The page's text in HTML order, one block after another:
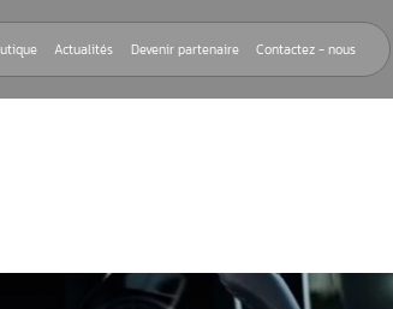
À propos de nous Boutique Actualités Devenir